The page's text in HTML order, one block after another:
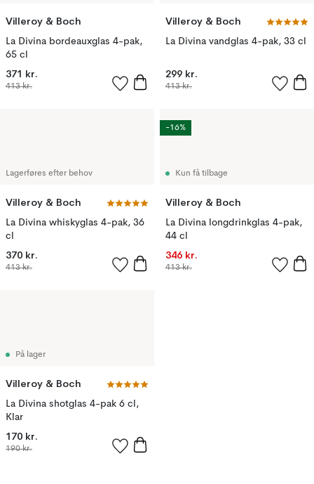
Villeroy & Boch
La Divina bordeauxglas 4-pak,
65 cl
371 kr.
413 kr.
Villeroy & Boch
La Divina vandglas 4-pak, 33 cl
299 kr.
413 kr.
Lagerføres efter behov
Villeroy & Boch
La Divina whiskyglas 4-pak, 36
cl
370 kr.
413 kr.
Kun få tilbage
Villeroy & Boch
La Divina longdrinkglas 4-pak,
44 cl
346 kr.
413 kr.
-16%
På lager
Villeroy & Boch
La Divina shotglas 4-pak 6 cl,
Klar
170 kr.
190 kr.